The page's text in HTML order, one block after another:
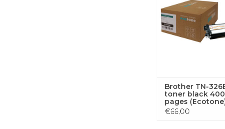
Brother TN-
toner black
pages
€66,00